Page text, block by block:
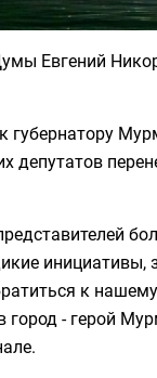
Евгений
депутатов
инициативы,
к
- герой